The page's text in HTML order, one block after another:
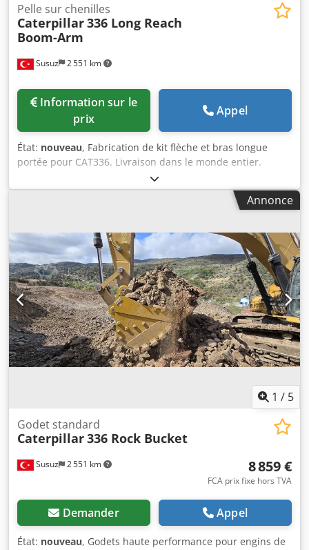
Susuz 2 551 km
Pelle sur chenilles
Caterpillar336 Long Reach
Boom-Arm
prix
Appel
État: nouveau, Fabrication de kit flèche et bras longue
portée pour CAT336. Livraison dans le monde entier.
Annonce
1 / 5
Susuz 2 551 km
Godet standard
Caterpillar336 Rock Bucket
8 859 €
FCA prix fixe hors TVA
Demander Appel
État: nouveau, Godets haute performance pour engins de